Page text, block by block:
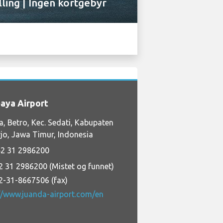
| Ingen kortgebyr
Airport
Betro, Kec. Sedati, Kabupaten
Jawa Timur, Indonesia
31 2986200
31 2986200 (Mistet og funnet)
31-8667506 (fax)
www.juanda-airport.com/en